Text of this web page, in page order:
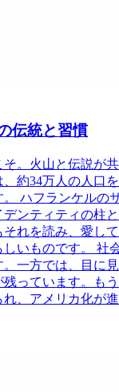
伝統と習慣
。火山と伝説が
約34万人の人口
ハフランケルの
ンティティの柱
れを読み、愛し
いものです。 社
一方では、目に
っています。も
、アメリカ化が